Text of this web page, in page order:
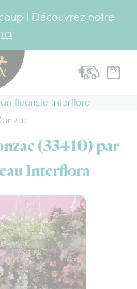
! Découvrez notre
ici
fleuriste Interflora
(33410) par
Interflora